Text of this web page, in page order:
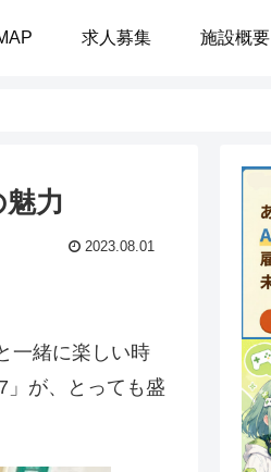
求人募集 施設概要
力
2023.08.01
一緒に楽しい時
」が、とっても盛